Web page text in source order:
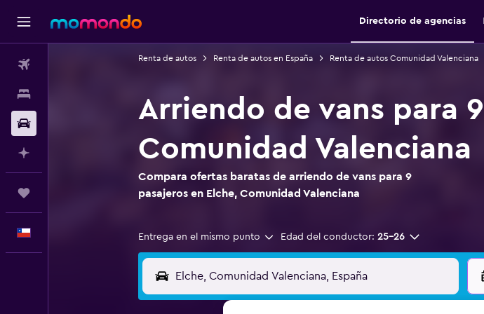
Directorio de agencias
Renta de autos Renta de autos en España Renta de autos Comunidad Valenciana
Arriendo de vans para
Comunidad Valenciana
Compara ofertas baratas de arriendo de vans para 9
pasajeros en Elche, Comunidad Valenciana
Entrega en el mismo punto Edad del conductor: 25-26